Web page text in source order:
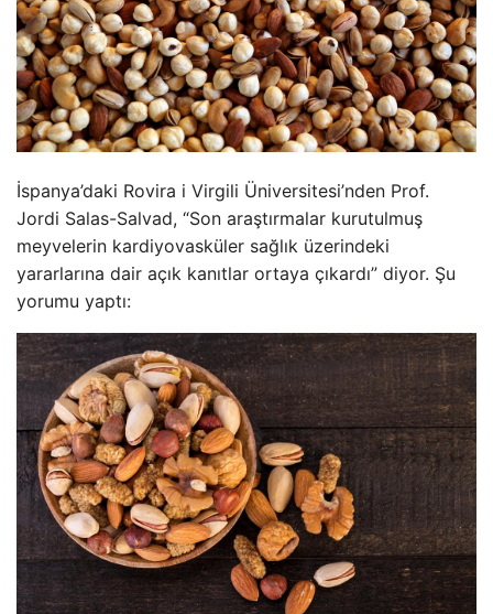
İspanya’daki Rovira i Virgili Üniversitesi’nden Prof.
Jordi Salas-Salvad, “Son araştırmalar kurutulmuş
meyvelerin kardiyovasküler sağlık üzerindeki
yararlarına dair açık kanıtlar ortaya çıkardı” diyor. Şu
yorumu yaptı: